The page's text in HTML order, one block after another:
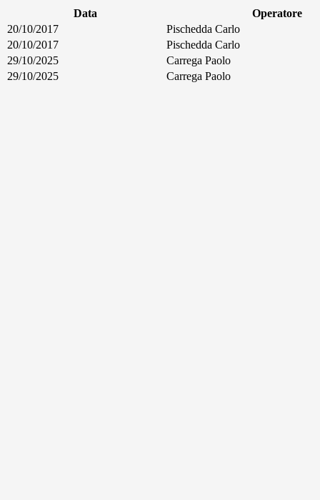
Data
Operatore
20/10/2017
Pischedda Carlo
20/10/2017
Pischedda Carlo
29/10/2025
Carrega Paolo
29/10/2025
Carrega Paolo